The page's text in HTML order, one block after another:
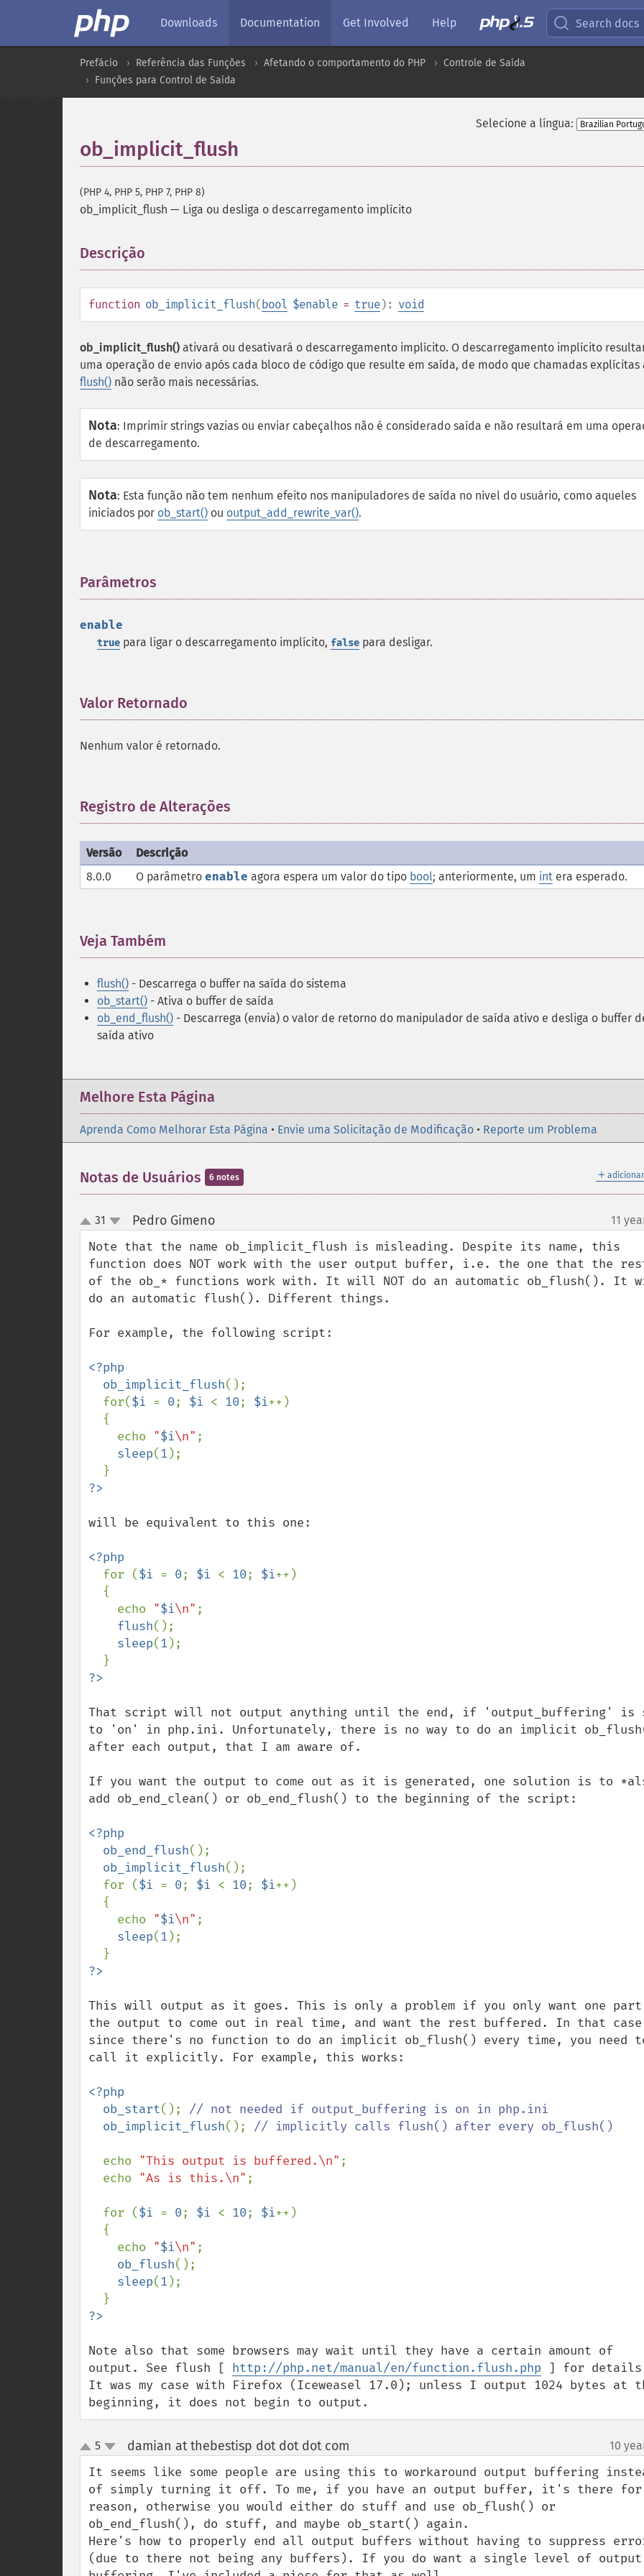
Downloads Documentation Get Involved Help Search docs
Prefácio Referência das Funções Afetando o comportamento do PHP
Controle de Saída
Funções para Control de Saída
Selecione a língua:
ob_implicit_flush
(PHP 4, PHP 5, PHP 7, PHP 8)
ob_implicit_flush — Liga ou desliga o descarregamento implícito
Descrição
function ob_implicit_flush(bool $enable = true): void
ob_implicit_flush() ativará ou desativará o descarregamento implícito. O descarregamento implícito
uma operação de envio após cada bloco de código que resulte em saída, de modo que chamadas explícitas
flush() não serão mais necessárias.
Nota: Imprimir strings vazias ou enviar cabeçalhos não é considerado saída e não resultará em uma
de descarregamento.
Nota: Esta função não tem nenhum efeito nos manipuladores de saída no nível do usuário, como aqueles
iniciados por ob_start() ou output_add_rewrite_var().
Parâmetros
enable
true para ligar o descarregamento implícito, false para desligar.
Valor Retornado
Nenhum valor é retornado.
Registro de Alterações
Versão
Descrição
8.0.0
O parâmetro enable agora espera um valor do tipo bool; anteriormente, um int era esperado.
Veja Também
flush() - Descarrega o buffer na saída do sistema
ob_start() - Ativa o buffer de saída
ob_end_flush() - Descarrega (envia) o valor de retorno do manipulador de saída ativo e desliga o buffer
saída ativo
Melhore Esta Página
Aprenda Como Melhorar Esta Página • Envie uma Solicitação de Modificação • Reporte um Problema
＋
Notas de Usuários 6 notes
up
down
31 Pedro Gimeno¶ 11
Note that the name ob_implicit_flush is misleading. Despite its name, this
function does NOT work with the user output buffer, i.e. the one that the
of the ob_* functions work with. It will NOT do an automatic ob_flush(). It
do an automatic flush(). Different things.
For example, the following script:
<?php
  ob_implicit_flush
();
  for(
$i = 0; $i < 10; $i++)
    echo
"$i\n" ;
sleep(1 );
will be equivalent to this one:
<?php
for ($i = 0; $i < 10; $i++)
    echo
"$i\n" ;
flush();
sleep(1 );
That script will not output anything until the end, if 'output_buffering' is
to 'on' in php.ini. Unfortunately, there is no way to do an implicit
after each output, that I am aware of.
If you want the output to come out as it is generated, one solution is to
add ob_end_clean() or ob_end_flush() to the beginning of the script:
<?php
  ob_end_flush
();
ob_implicit_flush();
  for (
$i = 0; $i < 10; $i++)
    echo
"$i\n" ;
sleep(1 );
This will output as it goes. This is only a problem if you only want one
the output to come out in real time, and want the rest buffered. In that
since there's no function to do an implicit ob_flush() every time, you need
call it explicitly. For example, this works:
<?php
  ob_start
(); // not needed if output_buffering is on in php.ini
ob_implicit_flush(); // implicitly calls flush() after every ob_flush()
echo "This output is buffered.\n" ;
  echo
"As is this.\n" ;
  for (
$i = 0; $i < 10; $i++)
    echo
"$i\n" ;
ob_flush();
sleep(1 );
Note also that some browsers may wait until they have a certain amount of
output. See flush [ http://php.net/manual/en/function.flush.php ] for
It was my case with Firefox (Iceweasel 17.0); unless I output 1024 bytes at
beginning, it does not begin to output.
up
down
5 damian at thebestisp dot dot dot com 10
It seems like some people are using this to workaround output buffering
of simply turning it off. To me, if you have an output buffer, it's there for
reason, otherwise you would either do stuff and use ob_flush() or
ob_end_flush(), do stuff, and maybe ob_start() again.
Here's how to properly end all output buffers without having to suppress
(due to there not being any buffers). If you do want a single level of output